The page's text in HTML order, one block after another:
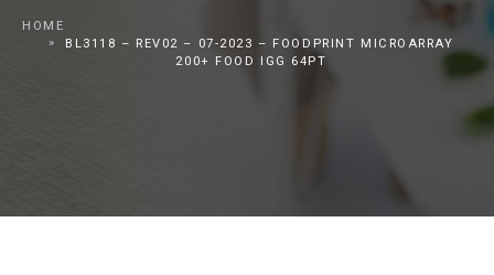
HOME
BL3118 – REV02 – 07-2023 – FOODPRINT MICROARRAY
200+ FOOD IGG 64PT